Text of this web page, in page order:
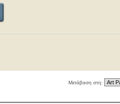
Μετάβαση στη: